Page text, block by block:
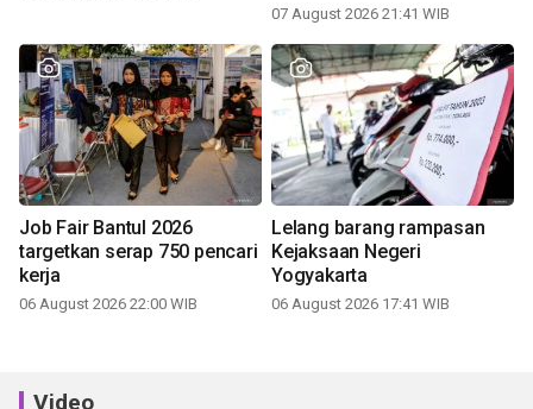
07 August 2026 21:41 WIB
Job Fair Bantul 2026
targetkan serap 750 pencari
kerja
06 August 2026 22:00 WIB
Lelang barang rampasan
Kejaksaan Negeri
Yogyakarta
06 August 2026 17:41 WIB
Video